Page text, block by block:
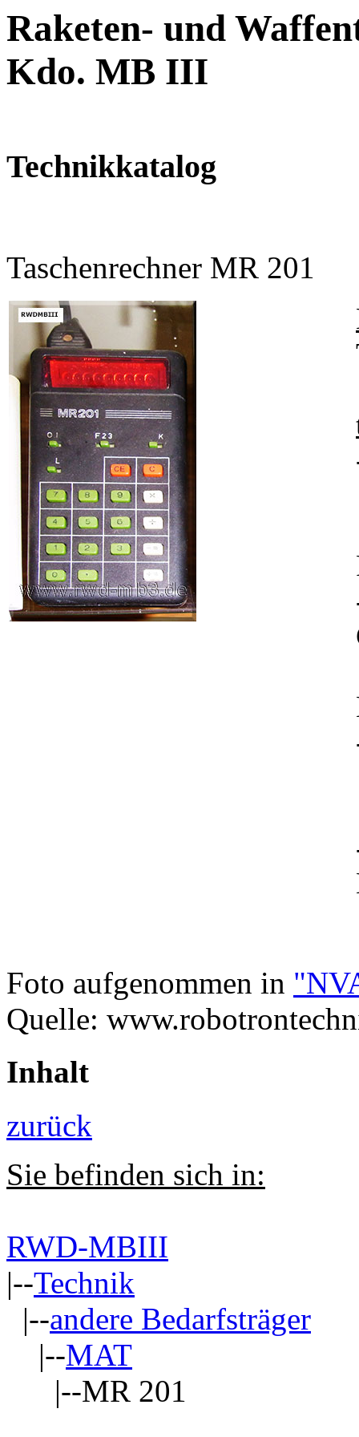
Raketen- und
Kdo. MB III
Technikkatalog
Taschenrechner MR 201
Foto aufgenommen in
Quelle:
Inhalt
zurück
Sie befinden sich in:
RWD-MBIII
|--Technik
|--andere Bedarfsträger
|--MAT
|--MR 201